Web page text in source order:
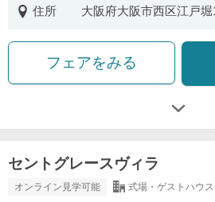
住所
大阪府大阪市西区江戸堀
フェアをみる
セントグレースヴィラ
オンライン見学可能 式場・ゲストハウス